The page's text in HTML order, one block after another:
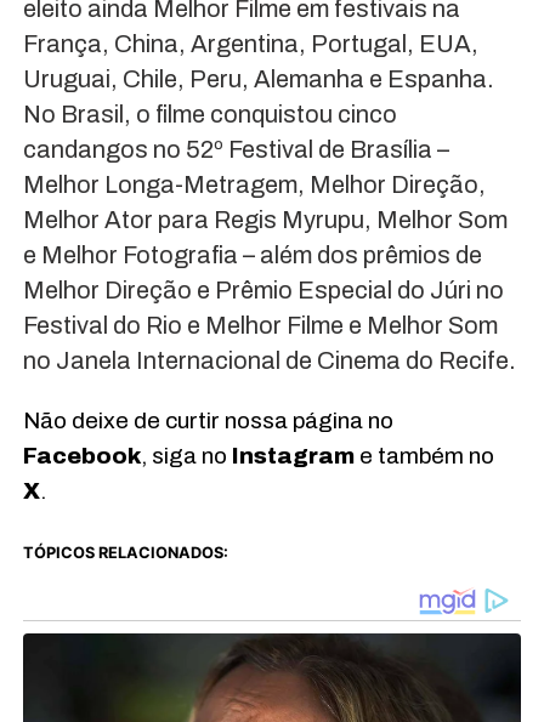
eleito ainda Melhor Filme em festivais na
França, China, Argentina, Portugal, EUA,
Uruguai, Chile, Peru, Alemanha e Espanha.
No Brasil, o filme conquistou cinco
candangos no 52º Festival de Brasília –
Melhor Longa-Metragem, Melhor Direção,
Melhor Ator para Regis Myrupu, Melhor Som
e Melhor Fotografia – além dos prêmios de
Melhor Direção e Prêmio Especial do Júri no
Festival do Rio e Melhor Filme e Melhor Som
no Janela Internacional de Cinema do Recife.
Não deixe de curtir nossa página no
Facebook, siga no Instagrame também no
X.
TÓPICOS RELACIONADOS: